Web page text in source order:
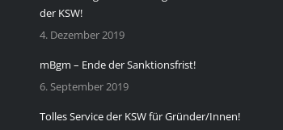
der KSW!
4. Dezember 2019
mBgm – Ende der Sanktionsfrist!
6. September 2019
Tolles Service der KSW für Gründer/Innen!